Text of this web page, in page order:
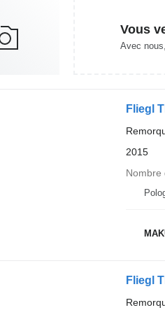
Vous
Avec
Fliegl
2015
Nombre
Fliegl